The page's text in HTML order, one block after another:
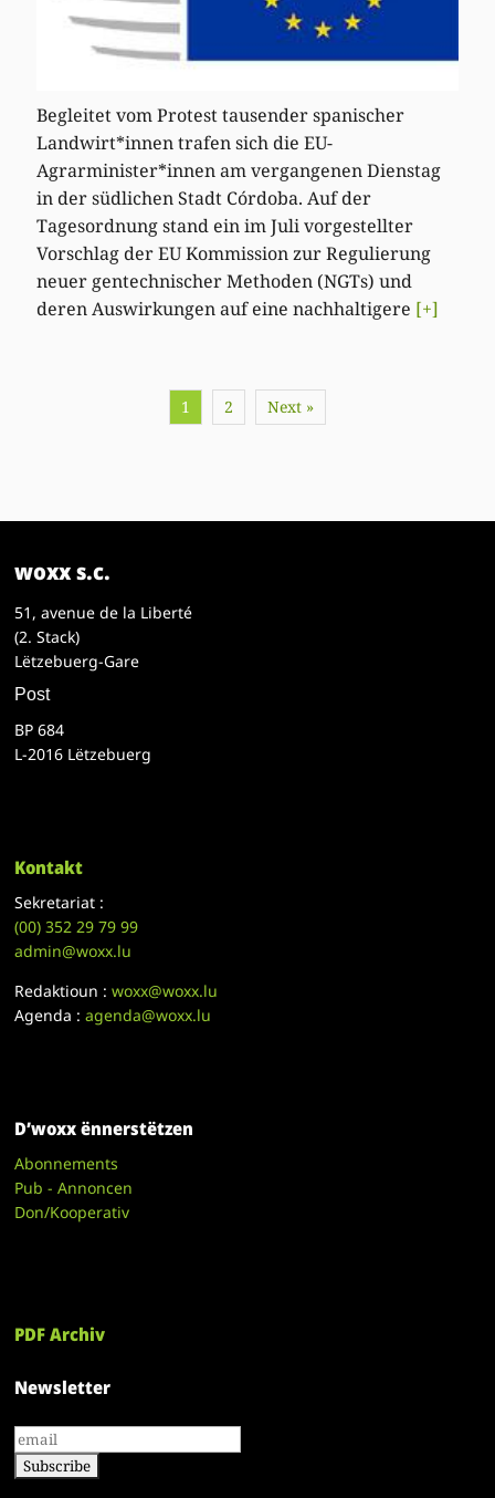
Begleitet vom Protest tausender spanischer
Landwirt*innen trafen sich die EU-
Agrarminister*innen am vergangenen Dienstag
in der südlichen Stadt Córdoba. Auf der
Tagesordnung stand ein im Juli vorgestellter
Vorschlag der EU Kommission zur Regulierung
neuer gentechnischer Methoden (NGTs) und
deren Auswirkungen auf eine nachhaltigere [+]
1 2 Next »
woxx s.c.
51, avenue de la Liberté
(2. Stack)
Lëtzebuerg-Gare
Post
BP 684
L-2016 Lëtzebuerg
Kontakt
Sekretariat :
(00)352 29 79 99
admin@woxx.lu
Redaktioun :woxx@woxx.lu
Agenda :agenda@woxx.lu
D’woxx ënnerstëtzen
Abonnements
Pub - Annoncen
Don/Kooperativ
PDF Archiv
Newsletter